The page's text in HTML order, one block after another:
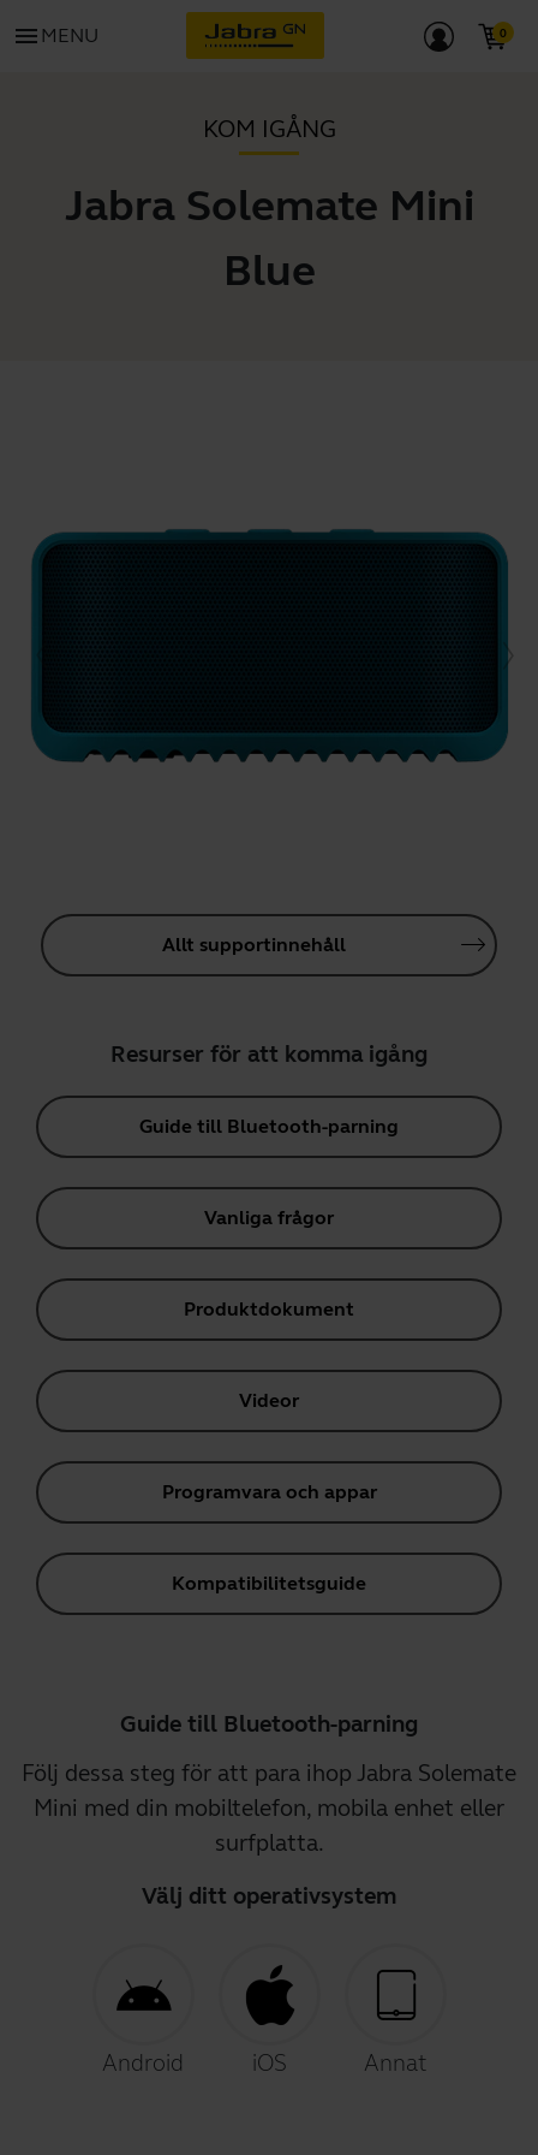
menu MENU
KOM IGÅNG
Jabra Solemate Mini
Blue
Allt supportinnehåll
Resurser för att komma igång
Guide till Bluetooth-parning
Vanliga frågor
Produktdokument
Videor
Programvara och appar
Kompatibilitetsguide
Guide till Bluetooth-parning
Följ dessa steg för att para ihop Jabra Solemate
Mini med din mobiltelefon, mobila enhet eller
surfplatta.
Välj ditt operativsystem
Android iOS Annat